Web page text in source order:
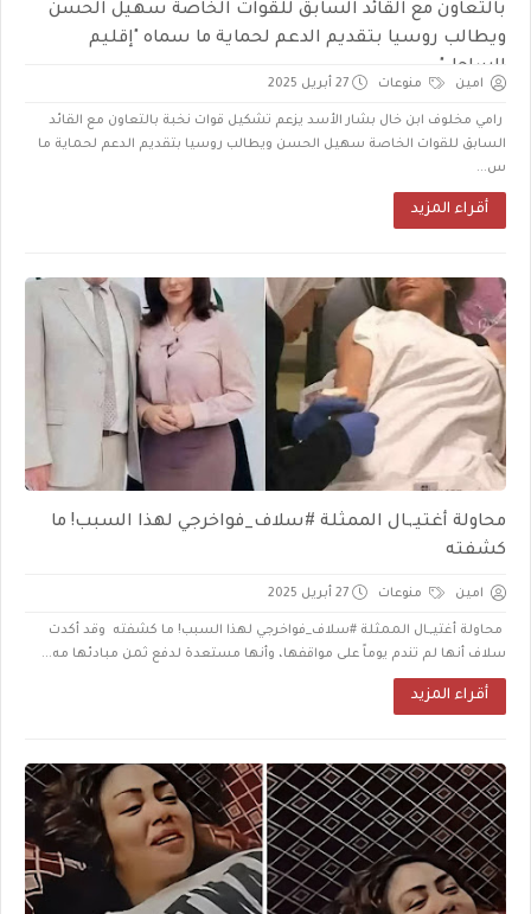
بالتعاون مع القائد السابق للقوات الخاصة سهيل الحسن
ويطالب روسيا بتقديم الدعم لحماية ما سماه "إقليم
الساحل"
امين منوعات 27 أبريل 2025
رامي مخلوف ابن خال بشار الأسد يزعم تشكيل قوات نخبة بالتعاون مع القائد
السابق للقوات الخاصة سهيل الحسن ويطالب روسيا بتقديم الدعم لحماية ما
س...
أقراء المزيد
محاولة أغتيـ,ـال الممثلة #سلاف_فواخرجي لهذا السبب! ما
كشفته
امين منوعات 27 أبريل 2025
محاولة أغتيـ,ـال الممثلة #سلاف_فواخرجي لهذا السبب! ما كشفته وقد أكدت
سلاف أنها لم تندم يوماً على مواقفها، وأنها مستعدة لدفع ثمن مبادئها مه...
أقراء المزيد